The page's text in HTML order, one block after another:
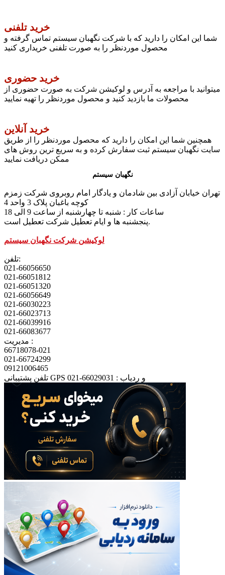
خرید تلفنی
شما این امکان را دارید که با شرکت نگهبان سیستم تماس گرفته و
محصول موردنظر را به صورت تلفنی خریداری کنید
خرید حضوری
میتوانید با مراجعه به آدرس و لوکیشن شرکت به صورت حضوری از
محصولات ما بازدید کنید و محصول موردنظر را تهیه نمایید
خرید آنلاین
همچنین شما این امکان را دارید که محصول موردنظر را از طریق
سایت نگهبان سیستم ثبت سفارش کرده و به سریع ترین روش های
ممکن دریافت نمایید
نگهبان سیستم
تهران خیابان آزادی بین شادمان و یادگار امام روبروی شرکت زمزم
کوچه باغبان پلاک 3 واحد 4
پنجشنبه ها و ایام تعطیل شرکت تعطیل است.
لوکیشن شرکت نگهبان سیستم
تلفن:
021-66056650
021-66051812
021-66051320
021-66056649
021-66030223
021-66023713
021-66039916
021-66083677
مدیریت :
66718078-021
021-66724299
09121006465
تلفن پشتیبانی GPS و ردیاب : 66029031-021